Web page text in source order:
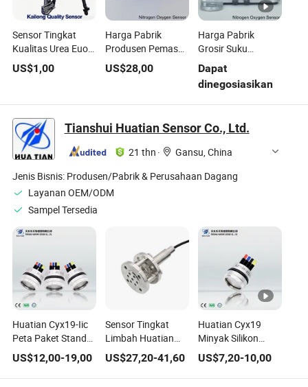
Sensor Tingkat
Kualitas Urea Euo
VI Sensor Tingkat
Kualitas Presisi
Tingkat
Perlindungan
Masuk
US$1,00
Harga Pabrik
Produsen Pemasok
Sensor Nox Truk
Sistem Listrik
Sensor Nitrogen
US$28,00
Harga Pabrik
Grosir Suku
Cadang Mesin
Sinotruk Sensor
Konsentrasi
Nitrogen dan
0~2500ppm
Dapat
dinegosiasikan
Tianshui Huatian Sensor Co., Ltd.
21 thn ·
Gansu, China
Jenis Bisnis: Produsen/Pabrik & Perusahaan Dagang
Layanan OEM/ODM
Sampel Tersedia
Huatian Cyx19-Iic
Peta Paket Standar
Sensor Tekanan
Output Iic Empat
Kabel
US$12,00-19,00
Sensor Tingkat
Limbah Huatian
Cyb3141 dengan
Transmitter Tingkat
Tekanan Flange
US$27,20-41,60
Huatian Cyx19
Minyak Silikon
Terisi CE Sensor
Tekanan
Piezoresistif OEM
US$7,20-10,00